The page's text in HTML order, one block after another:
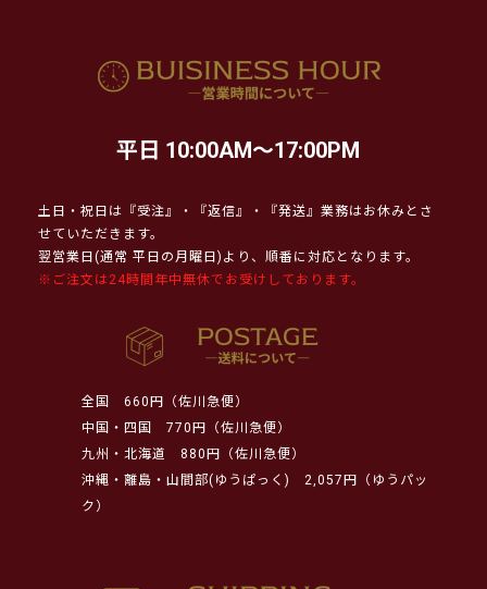
平日 10:00AM～17:00PM
土日・祝日は『受注』・『返信』・『発送』業務はお休みとさ
せていただきます。
翌営業日(通常 平日の月曜日)より、順番に対応となります。
※ご注文は24時間年中無休でお受けしております。
全国
660円（佐川急便）
中国・四国
770円（佐川急便）
九州・北海道
880円（佐川急便）
沖縄・離島・山間部(ゆうぱっく)
2,057円（ゆうパッ
ク）